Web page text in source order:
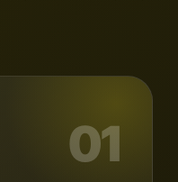
01